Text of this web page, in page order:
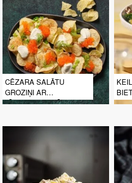
CĒZARA SALĀTU
GROZIŅI AR
TĪĢERGARNELĒM